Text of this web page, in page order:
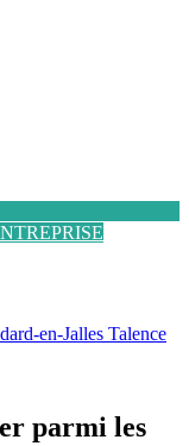
en-Jalles Talence
parmi les